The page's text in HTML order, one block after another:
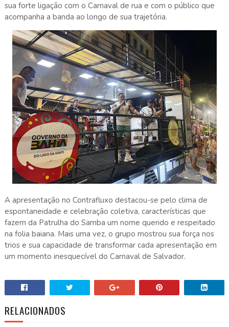
sua forte ligação com o Carnaval de rua e com o público que
acompanha a banda ao longo de sua trajetória.
A apresentação no Contrafluxo destacou-se pelo clima de
espontaneidade e celebração coletiva, características que
fazem da Patrulha do Samba um nome querido e respeitado
na folia baiana. Mais uma vez, o grupo mostrou sua força nos
trios e sua capacidade de transformar cada apresentação em
um momento inesquecível do Carnaval de Salvador.
RELACIONADOS